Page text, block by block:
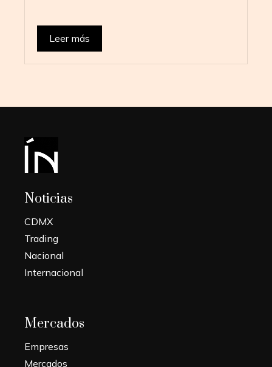
Leer más
Noticias
CDMX
Trading
Nacional
Internacional
Mercados
Empresas
Mercados